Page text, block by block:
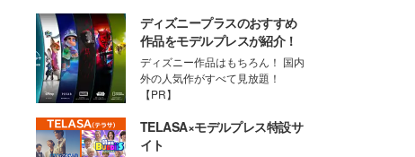
ディズニープラスのおすすめ
作品をモデルプレスが紹介！
ディズニー作品はもちろん！ 国内
外の人気作がすべて見放題！
【PR】
TELASA×モデルプレス特設サ
イト